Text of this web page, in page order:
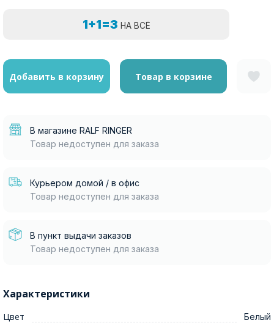
1+1=3 НА ВСЁ
Добавить в корзину Товар в корзине
В магазине RALF RINGER
Товар недоступен для заказа
Курьером домой / в офис
Товар недоступен для заказа
В пункт выдачи заказов
Товар недоступен для заказа
Характеристики
Цвет Белый